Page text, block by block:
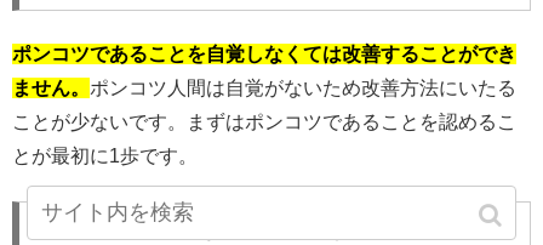
ポンコツであることを自覚しなくては改善することができ
ません。 ポンコツ人間は自覚がないため改善方法にいたる
ことが少ないです。まずはポンコツであることを認めるこ
とが最初に1歩です。
改善方法2：大事なことをメモする